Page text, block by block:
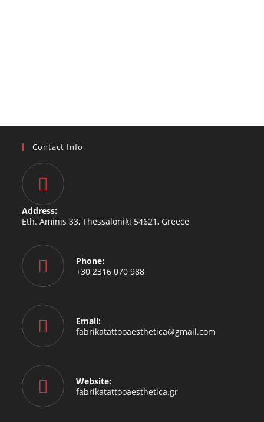
Contact Info
Address:
Eth. Aminis 33, Thessaloniki 54621, Greece
Phone:
+30 2316 070 988
Email:
fabrikatattooaesthetica@gmail.com
Website:
fabrikatattooaesthetica.gr